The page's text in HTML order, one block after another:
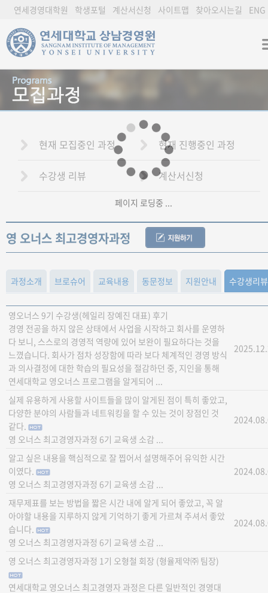
연세경영대학원 학생포털 계산서신청 사이트맵 찾아오시는길 ENG
현재 모집중인 과정 현재 진행중인 과정
수강생 리뷰 계산서신청
영 오너스 최고경영자과정
과정소개 브로슈어 교육내용 동문정보 지원안내 수강생리뷰
영오너스 9기 수강생(헤일리 장예진 대표) 후기
경영 전공을 하지 않은 상태에서 사업을 시작하고 회사를 운영하
다 보니, 스스로의 경영적 역량에 있어 보완이 필요하다는 것을
느꼈습니다. 회사가 점차 성장함에 따라 보다 체계적인 경영 방식
과 의사결정에 대한 학습의 필요성을 절감하던 중, 지인을 통해
연세대학교 영오너스 프로그램을 알게되어 ...
실제 유용하게 사용할 사이트들을 많이 알게된 점이 특히 좋았고,
다양한 분야의 사람들과 네트워킹을 할 수 있는 것이 장점인 것
같다.
영 오너스 최고경영자과정 6기 교육생 소감 ...
알고 싶은 내용을 핵심적으로 잘 찝어서 설명해주어 유익한 시간
이였다.
영 오너스 최고경영자과정 6기 교육생 소감 ...
재무제표를 보는 방법을 짧은 시간 내에 알게 되어 좋았고, 꼭 알
아야할 내용을 지루하지 않게 기억하기 좋게 가르쳐 주셔서 좋았
습니다.
영 오너스 최고경영자과정 6기 교육생 소감 ...
영 오너스 최고경영자과정 1기 오형철 회장 (형율제약㈜ 팀장)
연세대학교 영오너스 최고경영자 과정은 다른 일반적인 경영대
페이지 로딩중 ...